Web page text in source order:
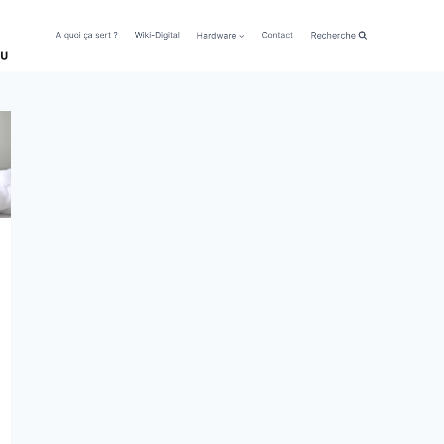
A quoi ça sert ? Wiki-Digital Hardware Contact Recherche